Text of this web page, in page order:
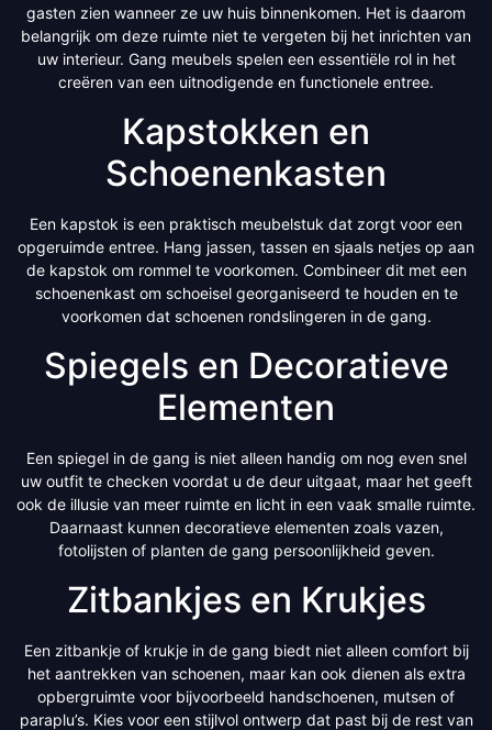
gasten zien wanneer ze uw huis binnenkomen. Het is daarom
belangrijk om deze ruimte niet te vergeten bij het inrichten van
uw interieur. Gang meubels spelen een essentiële rol in het
creëren van een uitnodigende en functionele entree.
Kapstokken en
Schoenenkasten
Een kapstok is een praktisch meubelstuk dat zorgt voor een
opgeruimde entree. Hang jassen, tassen en sjaals netjes op aan
de kapstok om rommel te voorkomen. Combineer dit met een
schoenenkast om schoeisel georganiseerd te houden en te
voorkomen dat schoenen rondslingeren in de gang.
Spiegels en Decoratieve
Elementen
Een spiegel in de gang is niet alleen handig om nog even snel
uw outfit te checken voordat u de deur uitgaat, maar het geeft
ook de illusie van meer ruimte en licht in een vaak smalle ruimte.
Daarnaast kunnen decoratieve elementen zoals vazen,
fotolijsten of planten de gang persoonlijkheid geven.
Zitbankjes en Krukjes
Een zitbankje of krukje in de gang biedt niet alleen comfort bij
het aantrekken van schoenen, maar kan ook dienen als extra
opbergruimte voor bijvoorbeeld handschoenen, mutsen of
paraplu’s. Kies voor een stijlvol ontwerp dat past bij de rest van